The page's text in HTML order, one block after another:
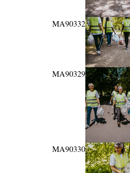
MA90332
MA90329
MA90330